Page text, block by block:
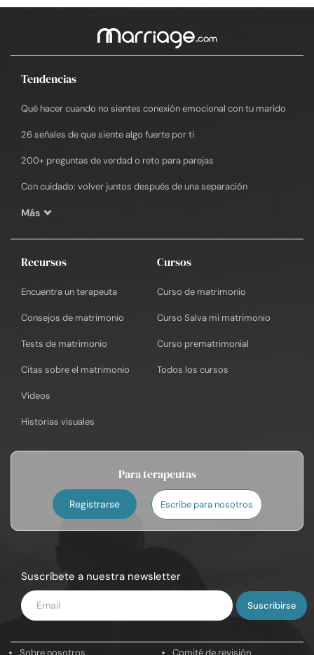
Tendencias
Qué hacer cuando no sientes conexión emocional con tu marido
26 señales de que siente algo fuerte por ti
200+ preguntas de verdad o reto para parejas
Con cuidado: volver juntos después de una separación
Más
Recursos
Encuentra un terapeuta
Consejos de matrimonio
Tests de matrimonio
Citas sobre el matrimonio
Vídeos
Historias visuales
Cursos
Curso de matrimonio
Curso Salva mi matrimonio
Curso prematrimonial
Todos los cursos
Para terapeutas
Registrarse Escribe para nosotros
Suscríbete a nuestra newsletter
Introduce
tu
Sobre nosotros Comité de revisión